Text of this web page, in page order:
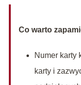
Co warto
Numer karty
karty i